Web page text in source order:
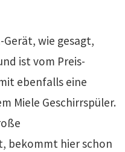
wie gesagt,
ist vom Preis-
ebenfalls eine
Miele Geschirrspüler.
bekommt hier schon